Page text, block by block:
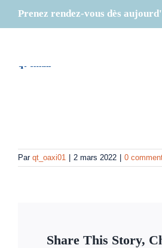
Prenez rendez-vous dès
Par qt_oaxi01 | 2 mars 2022 | 0
Share This Story,